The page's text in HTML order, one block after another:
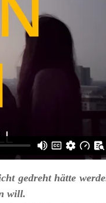
gedreht hätte
will.